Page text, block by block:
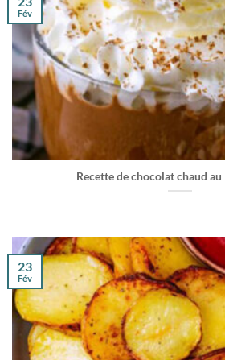
Recette de chocolat chaud au
Fév
23
Fév